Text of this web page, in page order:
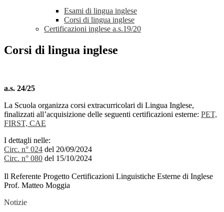
Esami di lingua inglese
Corsi di lingua inglese
Certificazioni inglese a.s.19/20
Corsi di lingua inglese
a.s. 24/25
La Scuola organizza corsi extracurricolari di Lingua Inglese,
finalizzati all’acquisizione delle seguenti certificazioni esterne: PET,
FIRST, CAE
I dettagli nelle:
Circ. n° 024 del 20/09/2024
Circ. n° 080 del 15/10/2024
Il Referente Progetto Certificazioni Linguistiche Esterne di Inglese
Prof. Matteo Moggia
Notizie